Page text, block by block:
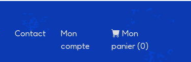
Contact
Mon
compte
Mon
panier (0)